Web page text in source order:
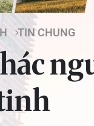
TIN CHUNG